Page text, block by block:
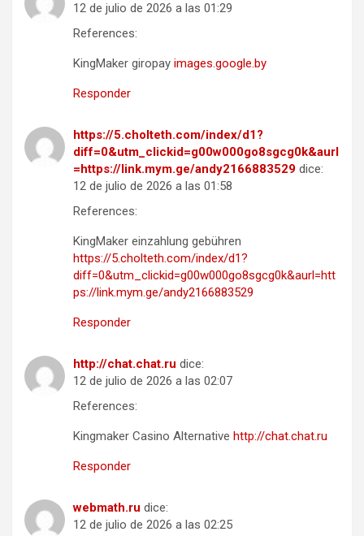
12 de julio de 2026 a las 01:29
References:
KingMaker giropay images.google.by
Responder
https://5.cholteth.com/index/d1?
diff=0&utm_clickid=g00w000go8sgcg0k&aurl
=https://link.mym.ge/andy2166883529 dice:
12 de julio de 2026 a las 01:58
References:
KingMaker einzahlung gebühren
https://5.cholteth.com/index/d1?
diff=0&utm_clickid=g00w000go8sgcg0k&aurl=htt
ps://link.mym.ge/andy2166883529
Responder
http://chat.chat.ru dice:
12 de julio de 2026 a las 02:07
References:
Kingmaker Casino Alternative http://chat.chat.ru
Responder
webmath.ru dice:
12 de julio de 2026 a las 02:25